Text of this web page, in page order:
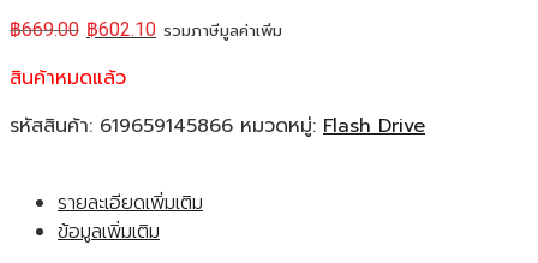
฿669.00 ฿602.10 รวมภาษีมูลค่าเพิ่ม
สินค้าหมดแล้ว
รหัสสินค้า: 619659145866 หมวดหมู่: Flash Drive
รายละเอียดเพิ่มเติม
ข้อมูลเพิ่มเติม